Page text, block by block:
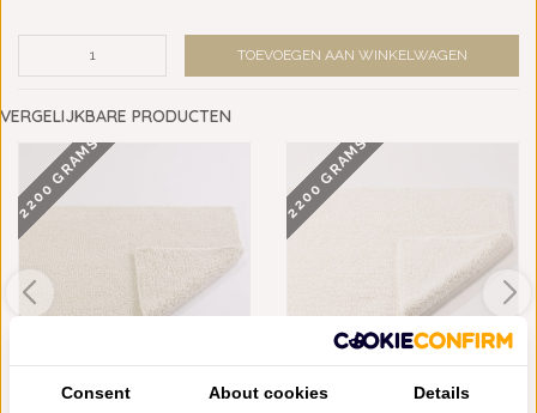
TOEVOEGEN AAN WINKELWAGEN
VERGELIJKBARE PRODUCTEN
2200 GRAMS
ABYSS HABIDECOR BAY
2200 GRAMS
ABYSS HABIDECOR BAY
Consent About cookies Details